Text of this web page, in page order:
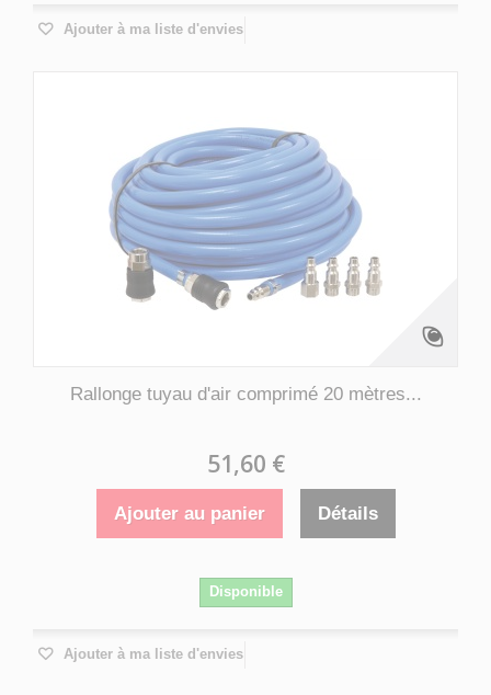
Ajouter à ma liste d'envies
Rallonge tuyau d'air comprimé 20 mètres...
51,60 €
Ajouter au panier Détails
Disponible
Ajouter à ma liste d'envies